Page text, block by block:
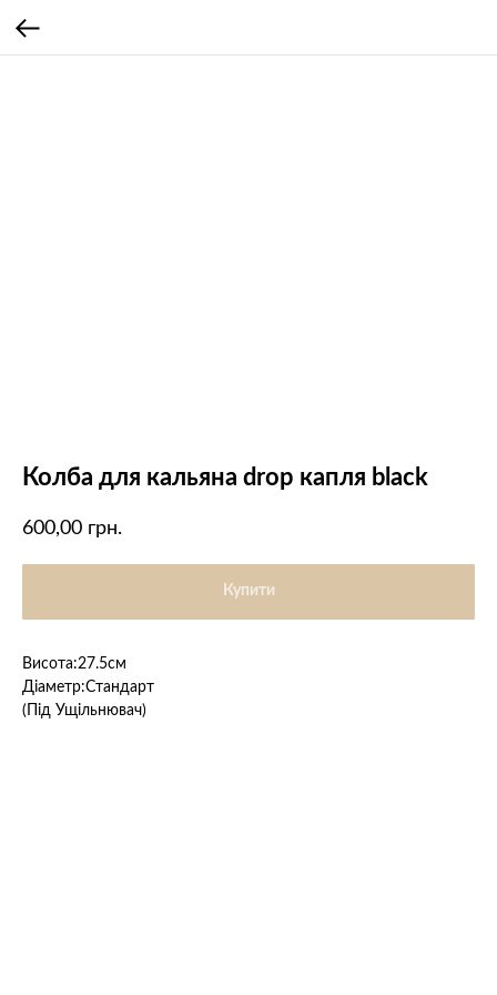
Колба для кальяна drop капля black
600,00 грн.
Купити
Висота:27.5см
Діаметр:Стандарт
(Під Ущільнювач)